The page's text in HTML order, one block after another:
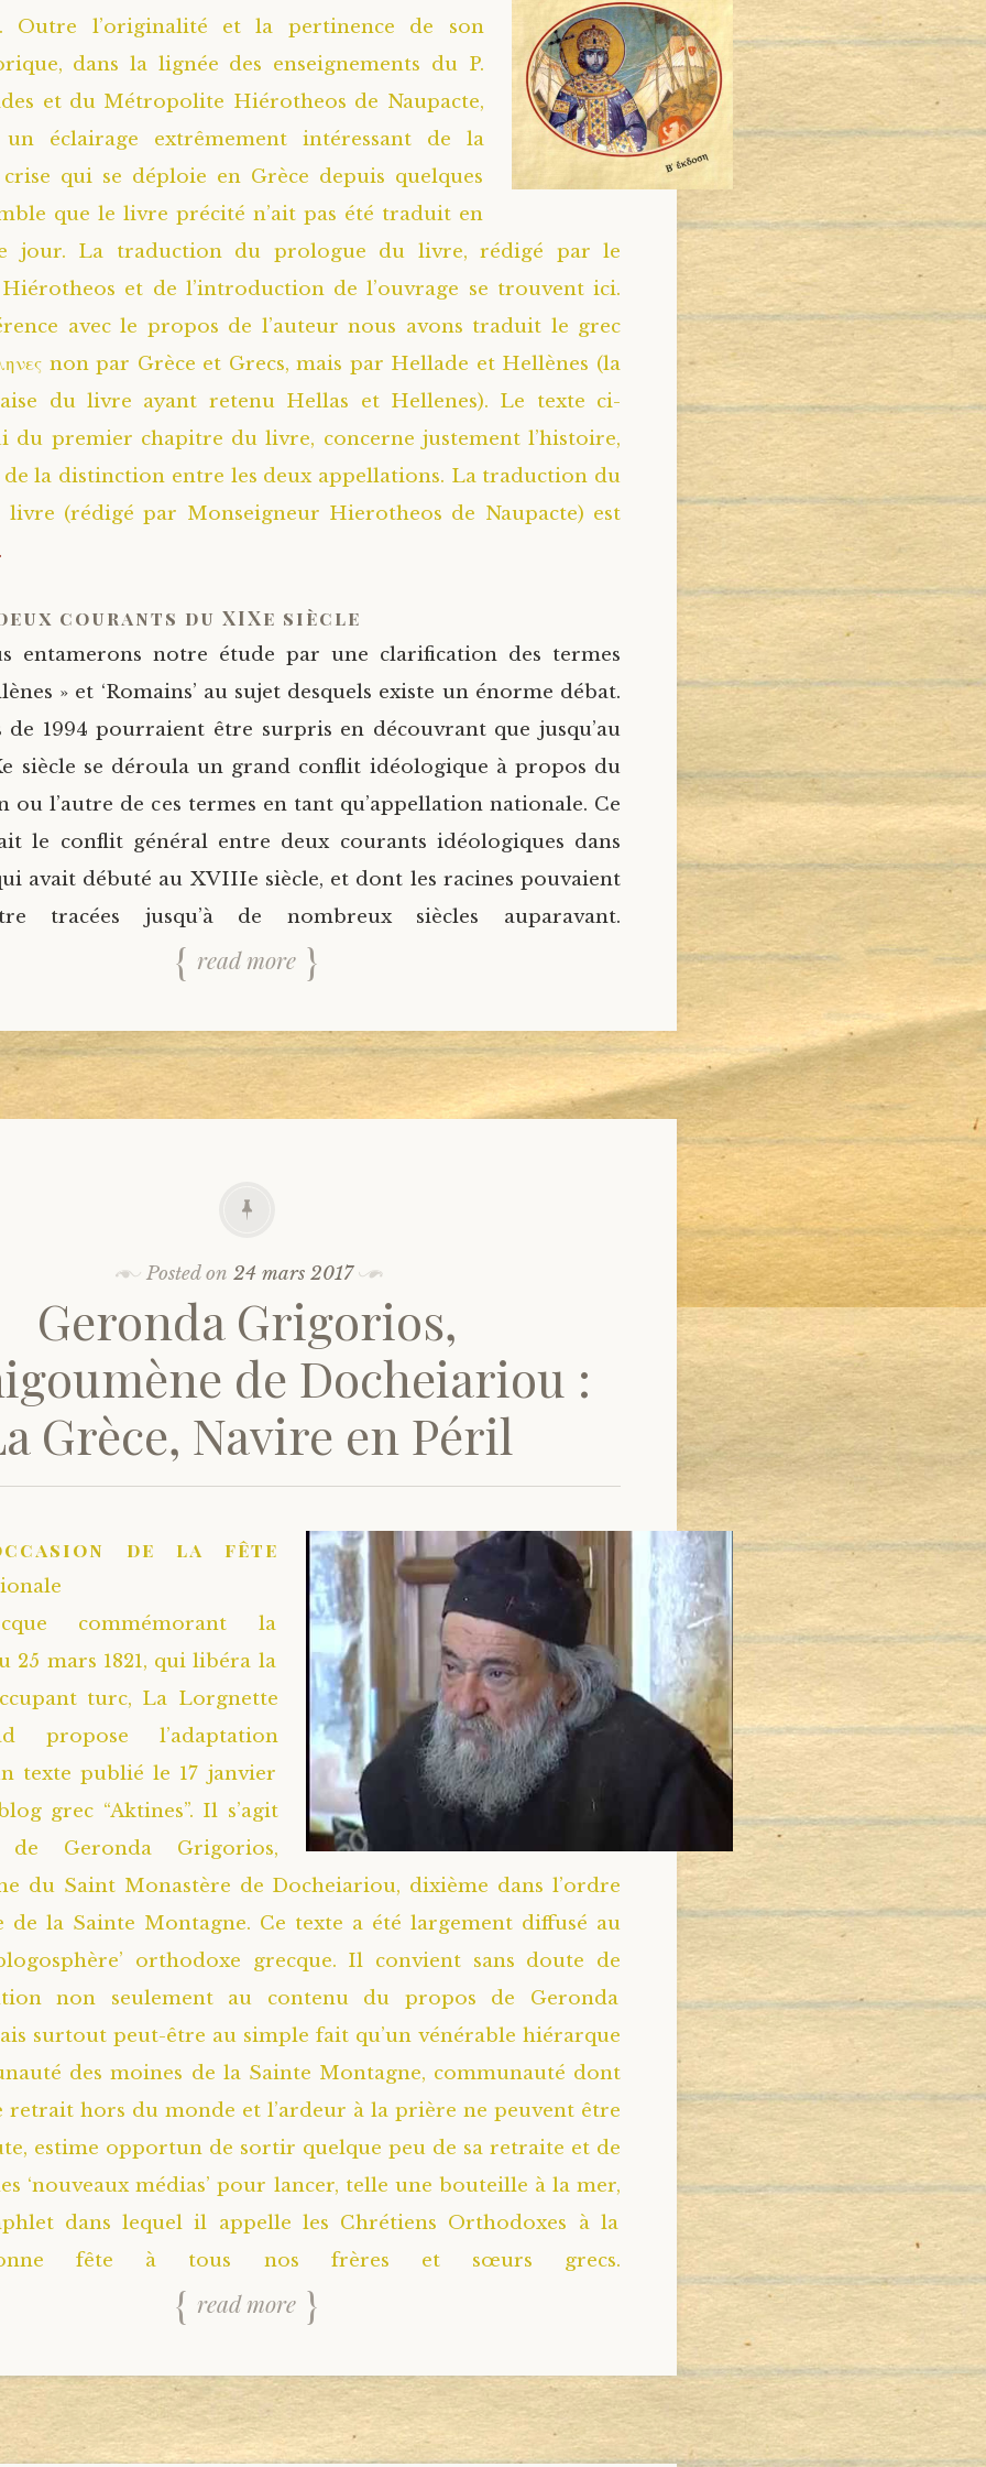
Outre l’originalité et la pertinence de son
dans la lignée des enseignements du P.
et du Métropolite Hiérotheos de Naupacte,
éclairage extrêmement intéressant de la
qui se déploie en Grèce depuis quelques
que le livre précité n’ait pas été traduit en
jour. La traduction du prologue du livre, rédigé par le
et de l’introduction de l’ouvrage se trouvent ici.
avec le propos de l’auteur nous avons traduit le grec
non par Grèce et Grecs, mais par Hellade et Hellènes (la
du livre ayant retenu Hellas et Hellenes). Le texte ci-
du premier chapitre du livre, concerne justement l’histoire,
la distinction entre les deux appellations. La traduction du
(rédigé par Monseigneur Hierotheos de Naupacte) est
courants du XIXe siècle
entamerons notre étude par une clarification des termes
» et ‘Romains’ au sujet desquels existe un énorme débat.
de 1994 pourraient être surpris en découvrant que jusqu’au
siècle se déroula un grand conflit idéologique à propos du
ou l’autre de ces termes en tant qu’appellation nationale. Ce
le conflit général entre deux courants idéologiques dans
avait débuté au XVIIIe siècle, et dont les racines pouvaient
tracées jusqu’à de nombreux siècles auparavant.
read more
Posted on24 mars 2017
Geronda Grigorios,
de Docheiariou :
Grèce, Navire en Péril
de la fête
commémorant la
25 mars 1821, qui libéra la
turc, La Lorgnette
propose l’adaptation
texte publié le 17 janvier
grec “Aktines”. Il s’agit
de Geronda Grigorios,
du Saint Monastère de Docheiariou, dixième dans l’ordre
de la Sainte Montagne. Ce texte a été largement diffusé au
orthodoxe grecque. Il convient sans doute de
non seulement au contenu du propos de Geronda
surtout peut-être au simple fait qu’un vénérable hiérarque
des moines de la Sainte Montagne, communauté dont
retrait hors du monde et l’ardeur à la prière ne peuvent être
estime opportun de sortir quelque peu de sa retraite et de
‘nouveaux médias’ pour lancer, telle une bouteille à la mer,
dans lequel il appelle les Chrétiens Orthodoxes à la
fête à tous nos frères et sœurs grecs.
read more